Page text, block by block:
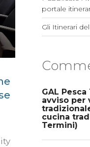
portale
Gli Itinerari
GAL
avviso per
cucina
Termini)